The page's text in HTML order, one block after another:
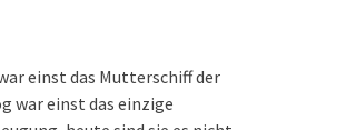
einst das Mutterschiff der
war einst das einzige